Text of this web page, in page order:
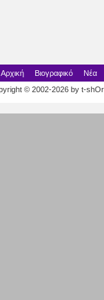
Αρχική Βιογραφικό
Νέα
© 2002-2026 by t-